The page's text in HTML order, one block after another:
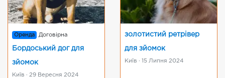
Оренда Договірна
Бордоський дог для
зйомок
Київ · 29 Вересня 2024
золотистий ретрівер
для зйомок
Київ · 15 Липня 2024